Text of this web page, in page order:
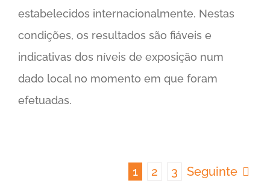
estabelecidos internacionalmente. Nestas
condições, os resultados são fiáveis e
indicativas dos níveis de exposição num
dado local no momento em que foram
efetuadas.
1 2 3 Seguinte